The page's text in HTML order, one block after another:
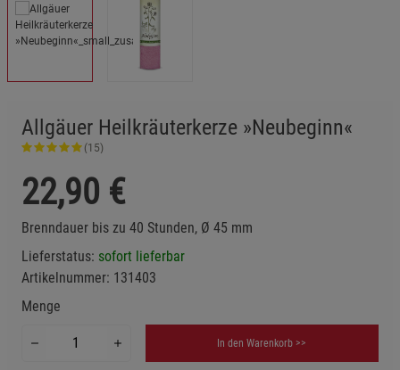
Allgäuer Heilkräuterkerze »Neubeginn«
(15)
22,90 €
Brenndauer bis zu 40 Stunden, Ø 45 mm
Lieferstatus: sofort lieferbar
Artikelnummer: 131403
Menge
In den Warenkorb >>